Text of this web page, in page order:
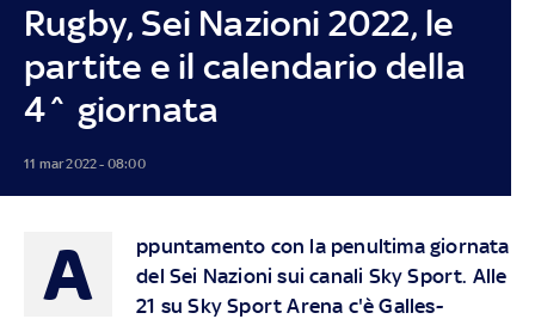
Rugby, Sei Nazioni 2022, le
partite e il calendario della
4^ giornata
11 mar 2022 - 08:00
A
ppuntamento con la penultima giornata
del Sei Nazioni sui canali Sky Sport. Alle
21 su Sky Sport Arena c'è Galles-